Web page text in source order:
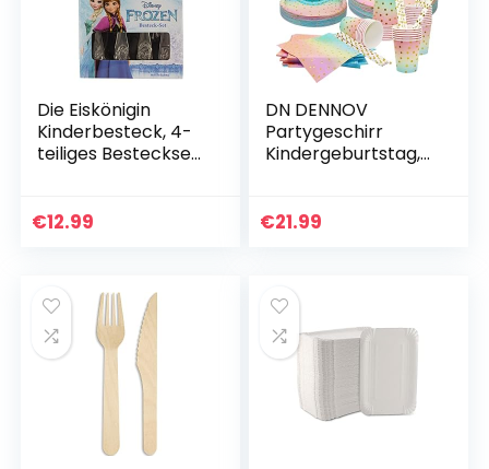
Die Eiskönigin
Kinderbesteck, 4-
teiliges Besteckset
Dessertlöffel,
€12.99
DN DENNOV
Partygeschirr
Kindergeburtstag,
Pappteller
€21.99